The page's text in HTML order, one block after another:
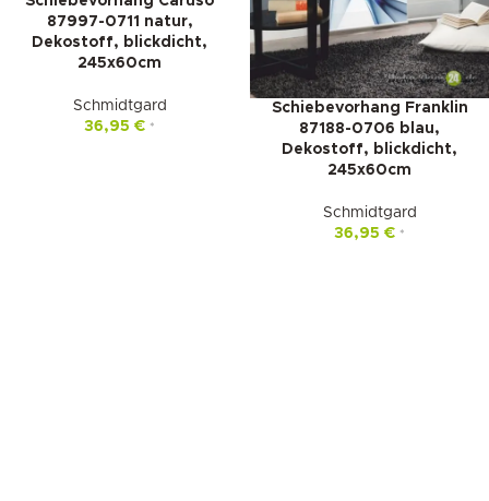
87997-0711 natur,
Dekostoff, blickdicht,
245x60cm
Schmidtgard
36,95 € *
Schiebevorhang Franklin
87188-0706 blau,
Dekostoff, blickdicht,
245x60cm
Schmidtgard
36,95 € *